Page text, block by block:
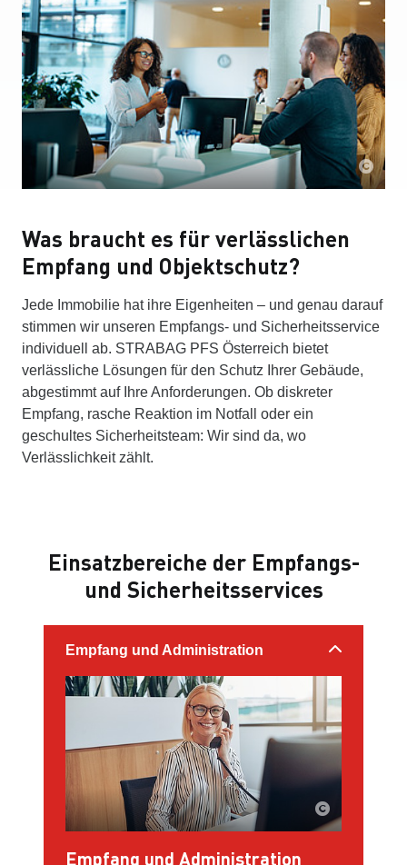
Was braucht es für verlässlichen
Empfang und Objektschutz?
Jede Immobilie hat ihre Eigenheiten – und genau darauf
stimmen wir unseren Empfangs- und Sicherheitsservice
individuell ab. STRABAG PFS Österreich bietet
verlässliche Lösungen für den Schutz Ihrer Gebäude,
abgestimmt auf Ihre Anforderungen. Ob diskreter
Empfang, rasche Reaktion im Notfall oder ein
geschultes Sicherheitsteam: Wir sind da, wo
Verlässlichkeit zählt.
Einsatzbereiche der Empfangs-
und Sicherheitsservices
Empfang und Administration
Empfang und Administration